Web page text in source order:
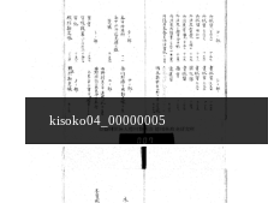
kisoko04_00000005